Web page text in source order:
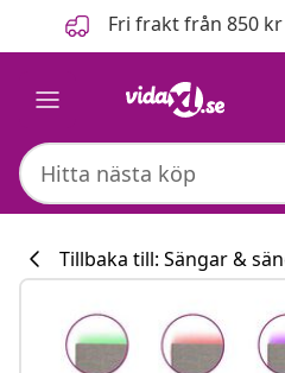
FöregåendeFri frakt från 850
Tillbaka till: Sängar &